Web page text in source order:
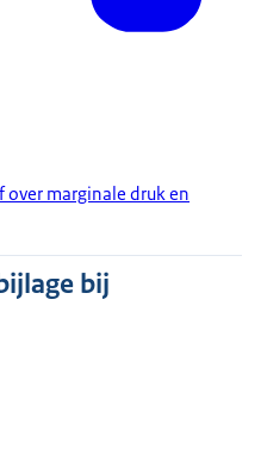
over marginale druk en
bij